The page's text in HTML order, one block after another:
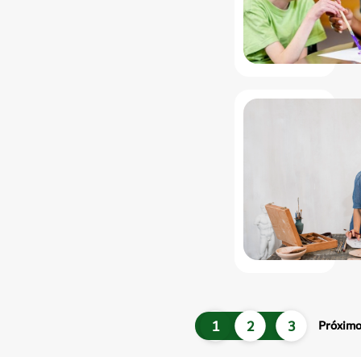
1 2 3 Próximo